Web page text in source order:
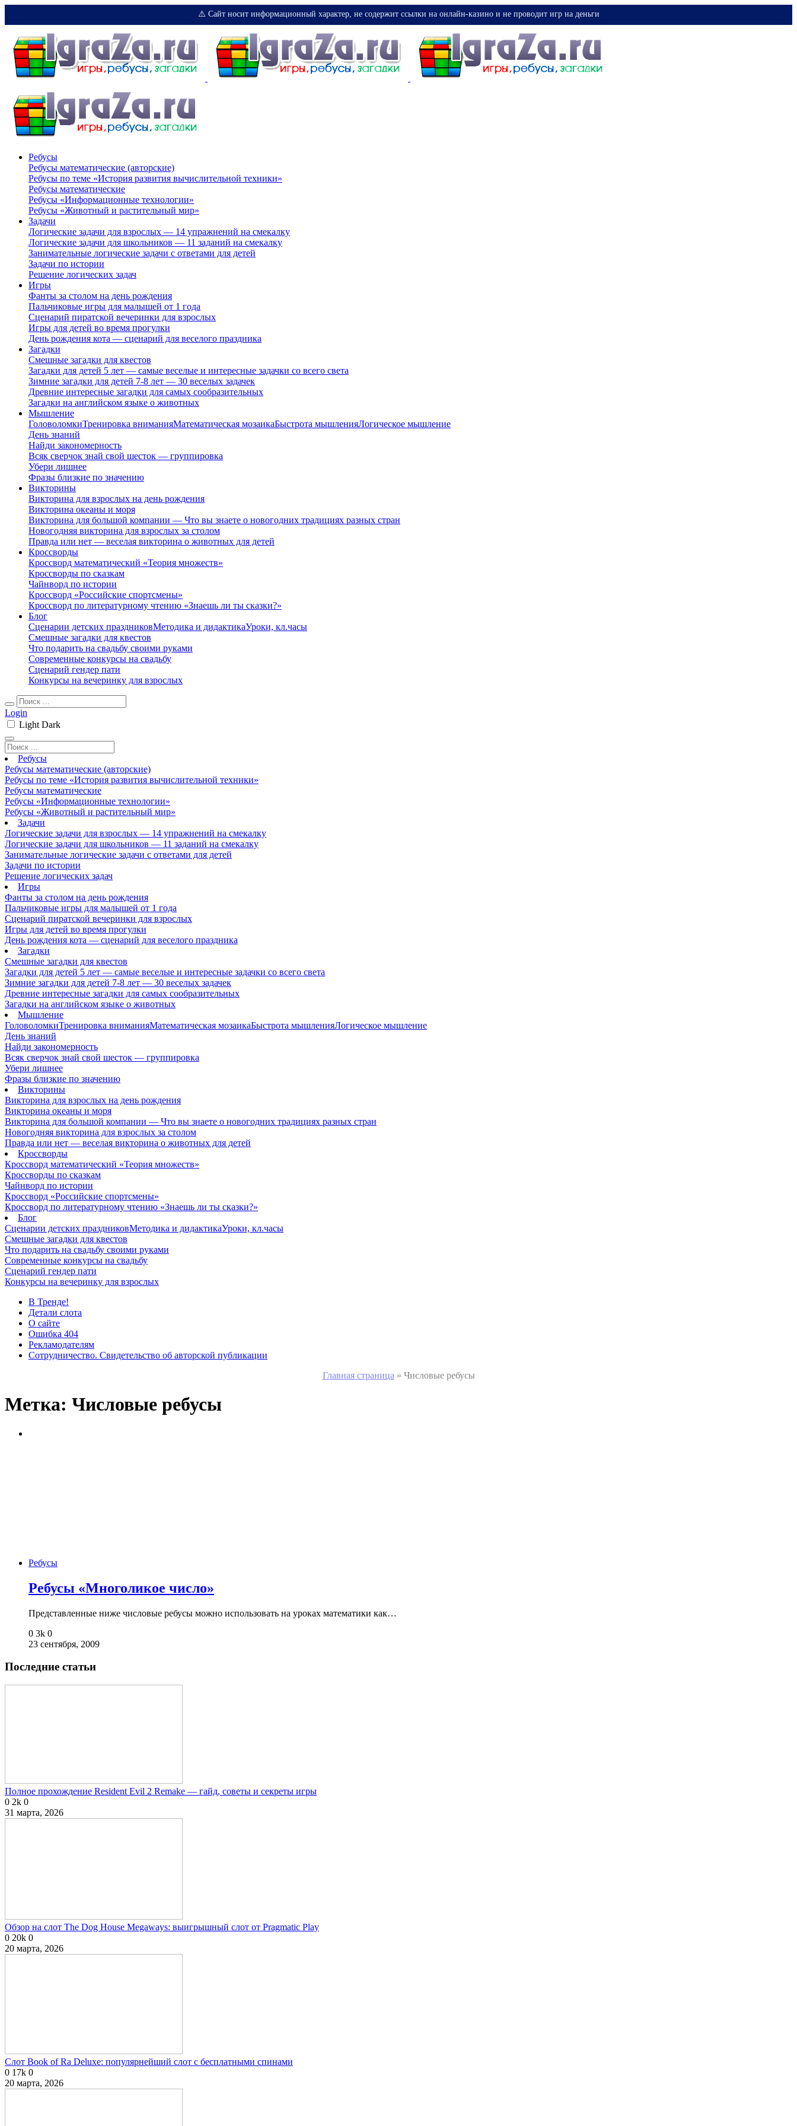
⚠️ Сайт носит информационный характер, не содержит ссылки на онлайн-казино и не проводит игр на деньги
Ребусы
Ребусы математические (авторские)
Ребусы по теме «История развития вычислительной техники»
Ребусы математические
Ребусы «Информационные технологии»
Ребусы «Животный и растительный мир»
Задачи
Логические задачи для взрослых — 14 упражнений на смекалку
Логические задачи для школьников — 11 заданий на смекалку
Занимательные логические задачи с ответами для детей
Задачи по истории
Решение логических задач
Игры
Фанты за столом на день рождения
Пальчиковые игры для малышей от 1 года
Сценарий пиратской вечеринки для взрослых
Игры для детей во время прогулки
День рождения кота — сценарий для веселого праздника
Загадки
Смешные загадки для квестов
Загадки для детей 5 лет — самые веселые и интересные задачки со всего света
Зимние загадки для детей 7-8 лет — 30 веселых задачек
Древние интересные загадки для самых сообразительных
Загадки на английском языке о животных
Мышление
ГоловоломкиТренировка вниманияМатематическая мозаикаБыстрота мышленияЛогическое мышление
День знаний
Найди закономерность
Всяк сверчок знай свой шесток — группировка
Убери лишнее
Фразы близкие по значению
Викторины
Викторина для взрослых на день рождения
Викторина океаны и моря
Викторина для большой компании — Что вы знаете о новогодних традициях разных стран
Новогодняя викторина для взрослых за столом
Правда или нет — веселая викторина о животных для детей
Кроссворды
Кроссворд математический «Теория множеств»
Кроссворды по сказкам
Чайнворд по истории
Кроссворд «Российские спортсмены»
Кроссворд по литературному чтению «Знаешь ли ты сказки?»
Блог
Сценарии детских праздниковМетодика и дидактикаУроки, кл.часы
Смешные загадки для квестов
Что подарить на свадьбу своими руками
Современные конкурсы на свадьбу
Сценарий гендер пати
Конкурсы на вечеринку для взрослых
Login
Light Dark
Ребусы
Ребусы математические (авторские)
Ребусы по теме «История развития вычислительной техники»
Ребусы математические
Ребусы «Информационные технологии»
Ребусы «Животный и растительный мир»
Задачи
Логические задачи для взрослых — 14 упражнений на смекалку
Логические задачи для школьников — 11 заданий на смекалку
Занимательные логические задачи с ответами для детей
Задачи по истории
Решение логических задач
Игры
Фанты за столом на день рождения
Пальчиковые игры для малышей от 1 года
Сценарий пиратской вечеринки для взрослых
Игры для детей во время прогулки
День рождения кота — сценарий для веселого праздника
Загадки
Смешные загадки для квестов
Загадки для детей 5 лет — самые веселые и интересные задачки со всего света
Зимние загадки для детей 7-8 лет — 30 веселых задачек
Древние интересные загадки для самых сообразительных
Загадки на английском языке о животных
Мышление
ГоловоломкиТренировка вниманияМатематическая мозаикаБыстрота мышленияЛогическое мышление
День знаний
Найди закономерность
Всяк сверчок знай свой шесток — группировка
Убери лишнее
Фразы близкие по значению
Викторины
Викторина для взрослых на день рождения
Викторина океаны и моря
Викторина для большой компании — Что вы знаете о новогодних традициях разных стран
Новогодняя викторина для взрослых за столом
Правда или нет — веселая викторина о животных для детей
Кроссворды
Кроссворд математический «Теория множеств»
Кроссворды по сказкам
Чайнворд по истории
Кроссворд «Российские спортсмены»
Кроссворд по литературному чтению «Знаешь ли ты сказки?»
Блог
Сценарии детских праздниковМетодика и дидактикаУроки, кл.часы
Смешные загадки для квестов
Что подарить на свадьбу своими руками
Современные конкурсы на свадьбу
Сценарий гендер пати
Конкурсы на вечеринку для взрослых
В Тренде!
Детали слота
О сайте
Ошибка 404
Рекламодателям
Сотрудничество. Свидетельство об авторской публикации
Главная страница » Числовые ребусы
Метка: Числовые ребусы
Ребусы
Ребусы «Многоликое число»
Представленные ниже числовые ребусы можно использовать на уроках математики как…
0 3k 0
23 сентября, 2009
Последние статьи
Полное прохождение Resident Evil 2 Remake — гайд, советы и секреты игры
0 2k 0
31 марта, 2026
Обзор на слот The Dog House Megaways: выигрышный слот от Pragmatic Play
0 20k 0
20 марта, 2026
Слот Book of Ra Deluxe: популярнейший слот с бесплатными спинами
0 17k 0
20 марта, 2026